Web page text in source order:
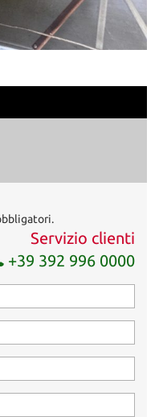
Servizio clienti
+39 392 996 0000